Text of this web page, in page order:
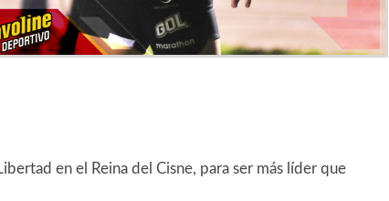
en el Reina del Cisne, para ser más líder que